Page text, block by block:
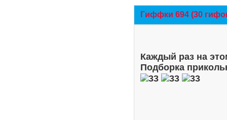
Гиффки 694 (30
Каждый раз на
Подборка